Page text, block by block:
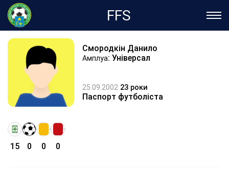
FFS
Смородкін Данило
Амплуа: Універсал
25.09.2002 23 роки
Паспорт футболіста
15 0 0 0